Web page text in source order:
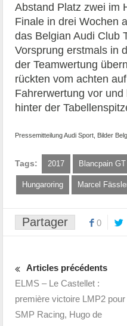
Abstand Platz zwei im
Finale in drei Wochen
das Belgian Audi Club
Vorsprung erstmals in
der Teamwertung
rückten vom achten
Fahrerwertung vor
hinter der
Pressemitteilung Audi Sport, Bilder
Tags: 2017 Blancpain
Hungaroring Marcel
Partager 0
Articles précédents
ELMS – Le Castellet :
première victoire LMP2 pour
SMP Racing, Hugo de